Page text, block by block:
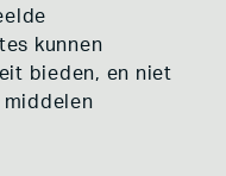
kunnen
bieden, en niet
middelen